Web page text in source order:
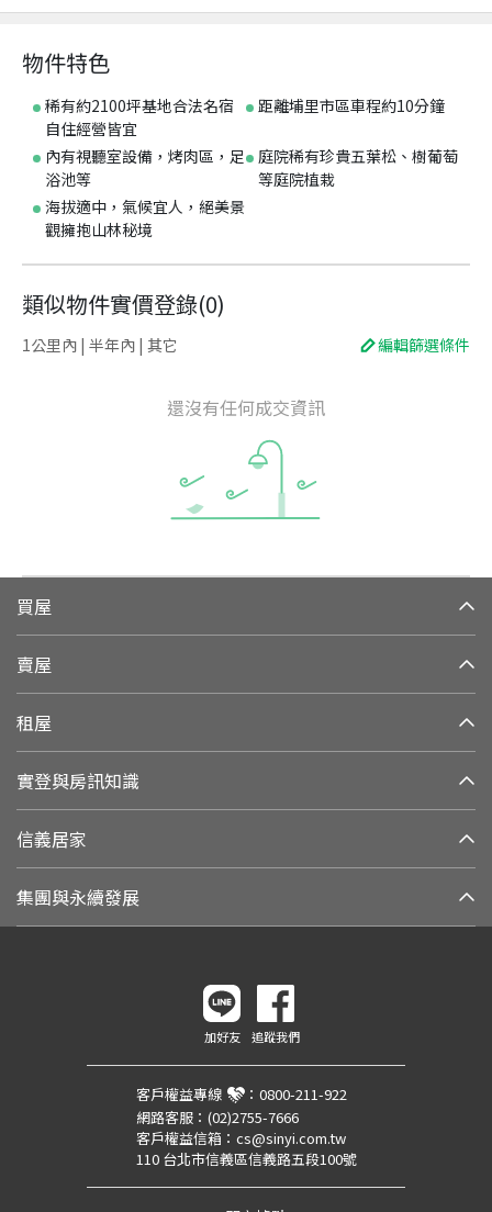
物件特色
稀有約2100坪基地合法名宿
自住經營皆宜
距離埔里市區車程約10分鐘
內有視聽室設備，烤肉區，足
浴池等
庭院稀有珍貴五葉松、樹葡萄
等庭院植栽
海拔適中，氣候宜人，絕美景
觀擁抱山林秘境
類似物件實價登錄(0)
1公里內 | 半年內 | 其它 編輯篩選條件
還沒有任何成交資訊
買屋
賣屋
租屋
實登與房訊知識
信義居家
集團與永續發展
加好友 追蹤我們
客戶權益專線 ： 0800-211-922
網路客服： (02)2755-7666
客戶權益信箱： cs@sinyi.com.tw
110 台北市信義區信義路五段100號